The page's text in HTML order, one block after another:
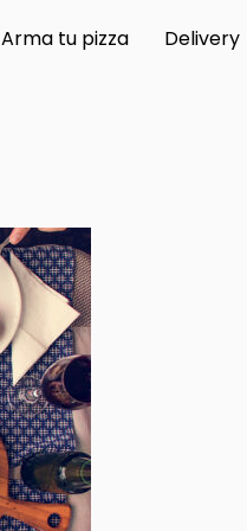
Arma tu pizza Delivery